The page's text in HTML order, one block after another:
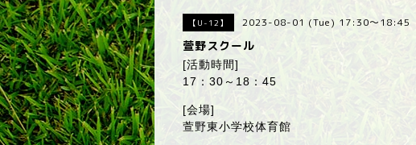
【U-12】 2023-08-01 (Tue) 17:30～18:45
萱野スクール
[活動時間]
17：30～18：45
[会場]
萱野東小学校体育館